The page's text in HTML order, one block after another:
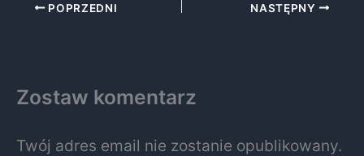
POPRZEDNI NASTĘPNY
Zostaw komentarz
Twój adres email nie zostanie opublikowany.